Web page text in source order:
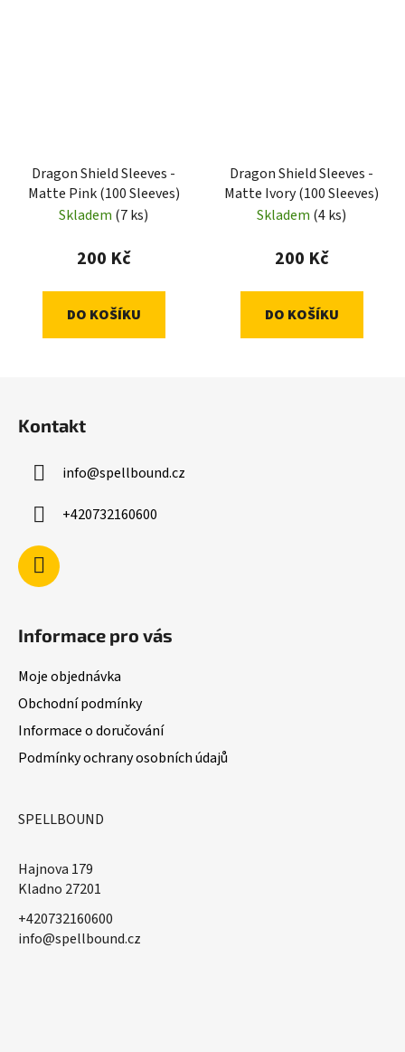
Dragon Shield Sleeves -
Matte Pink (100 Sleeves)
Skladem (7 ks)
200 Kč
DO KOŠÍKU
Dragon Shield Sleeves -
Matte Ivory (100 Sleeves)
Skladem (4 ks)
200 Kč
DO KOŠÍKU
Kontakt
info@spellbound.cz
+420732160600
Informace pro vás
Moje objednávka
Obchodní podmínky
Informace o doručování
Podmínky ochrany osobních údajů
SPELLBOUND
Hajnova 179
Kladno 27201
+420732160600
​info@spellbound.cz